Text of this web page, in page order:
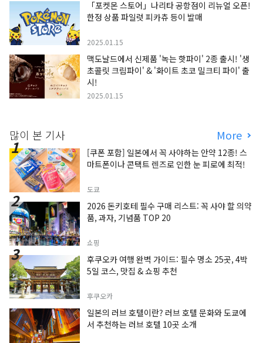
「포켓몬 스토어」나리타 공항점이 리뉴얼 오픈!
한정 상품 파일럿 피카츄 등이 발매
2025.01.15
맥도날드에서 신제품 '녹는 핫파이' 2종 출시! '생
초콜릿 크림파이' & '화이트 초코 밀크티 파이' 출
시!
2025.01.15
많이 본 기사 More
[쿠폰 포함] 일본에서 꼭 사야하는 안약 12종! 스
마트폰이나 콘택트 렌즈로 인한 눈 피로에 최적!
도쿄
2026 돈키호테 필수 구매 리스트: 꼭 사야 할 의약
품, 과자, 기념품 TOP 20
쇼핑
후쿠오카 여행 완벽 가이드: 필수 명소 25곳, 4박
5일 코스, 맛집 & 쇼핑 추천
후쿠오카
일본의 러브 호텔이란? 러브 호텔 문화와 도쿄에
서 추천하는 러브 호텔 10곳 소개